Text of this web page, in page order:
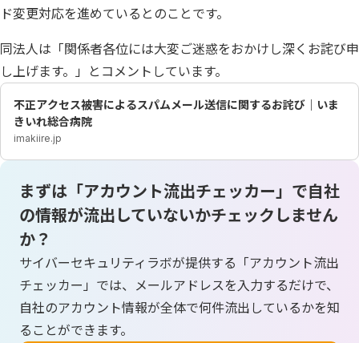
ド変更対応を進めているとのことです。
同法人は「関係者各位には大変ご迷惑をおかけし深くお詫び申
し上げます。」とコメントしています。
不正アクセス被害によるスパムメール送信に関するお詫び｜いま
きいれ総合病院
imakiire.jp
まずは「アカウント流出チェッカー」で自社
の情報が流出していないかチェックしません
か？
サイバーセキュリティラボが提供する「アカウント流出
チェッカー」では、メールアドレスを入力するだけで、
自社のアカウント情報が全体で何件流出しているかを知
ることができます。